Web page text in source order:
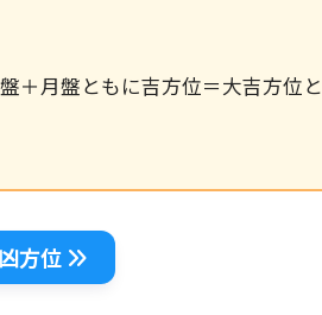
＋月盤ともに吉方位＝大吉方位と
方位